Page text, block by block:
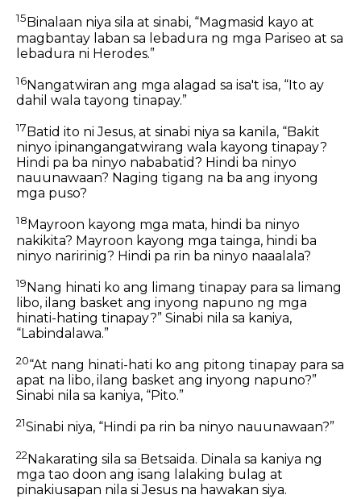
15 Binalaan niya sila at sinabi, “Magmasid kayo at
magbantay laban sa lebadura ng mga Pariseo at sa
lebadura ni Herodes.”
16Nangatwiran ang mga alagad sa isa't isa, “Ito ay
dahil wala tayong tinapay.”
17 Batid ito ni Jesus, at sinabi niya sa kanila, “Bakit
ninyo ipinangangatwirang wala kayong tinapay?
Hindi pa ba ninyo nababatid? Hindi ba ninyo
nauunawaan? Naging tigang na ba ang inyong
mga puso?
18 Mayroon kayong mga mata, hindi ba ninyo
nakikita? Mayroon kayong mga tainga, hindi ba
ninyo naririnig? Hindi pa rin ba ninyo naaalala?
19Nang hinati ko ang limang tinapay para sa limang
libo, ilang basket ang inyong napuno ng mga
hinati-hating tinapay?” Sinabi nila sa kaniya,
“Labindalawa.”
20“At nang hinati-hati ko ang pitong tinapay para sa
apat na libo, ilang basket ang inyong napuno?”
Sinabi nila sa kaniya, “Pito.”
21Sinabi niya, “Hindi pa rin ba ninyo nauunawaan?”
22Nakarating sila sa Betsaida. Dinala sa kaniya ng
mga tao doon ang isang lalaking bulag at
pinakiusapan nila si Jesus na hawakan siya.